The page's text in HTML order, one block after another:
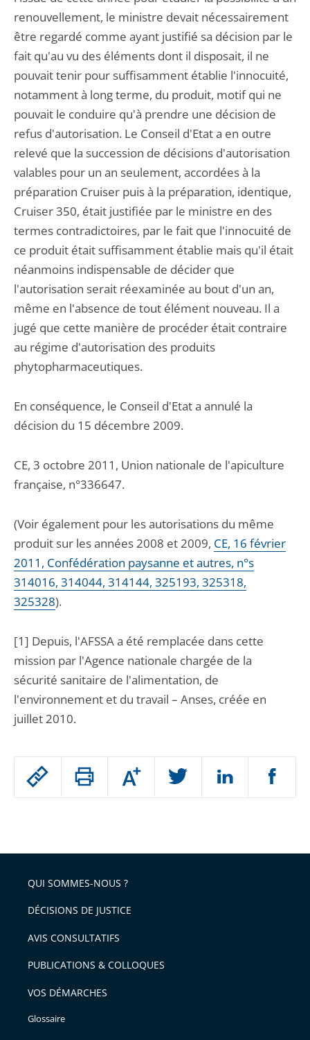
Passer
arriver
après
Augmenter
ou
l'article
pour
avant
renouvellement, le ministre devait nécessairement
être regardé comme ayant justifié sa décision par le
fait qu'au vu des éléments dont il disposait, il ne
pouvait tenir pour suffisamment établie l'innocuité,
notamment à long terme, du produit, motif qui ne
pouvait le conduire qu'à prendre une décision de
refus d'autorisation. Le Conseil d'Etat a en outre
relevé que la succession de décisions d'autorisation
valables pour un an seulement, accordées à la
préparation Cruiser puis à la préparation, identique,
Cruiser 350, était justifiée par le ministre en des
termes contradictoires, par le fait que l'innocuité de
ce produit était suffisamment établie mais qu'il était
néanmoins indispensable de décider que
l'autorisation serait réexaminée au bout d'un an,
même en l'absence de tout élément nouveau. Il a
jugé que cette manière de procéder était contraire
au régime d'autorisation des produits
phytopharmaceutiques.
En conséquence, le Conseil d'Etat a annulé la
décision du 15 décembre 2009.
CE, 3 octobre 2011, Union nationale de l'apiculture
française, n°336647.
(Voir également pour les autorisations du même
produit sur les années 2008 et 2009, CE, 16 février
2011, Confédération paysanne et autres, n°s
314016, 314044, 314144, 325193, 325318,
325328).
[1] Depuis, l'AFSSA a été remplacée dans cette
mission par l'Agence nationale chargée de la
sécurité sanitaire de l'alimentation, de
l'environnement et du travail – Anses, créée en
juillet 2010.
QUI SOMMES-NOUS ?
DÉCISIONS DE JUSTICE
AVIS CONSULTATIFS
PUBLICATIONS & COLLOQUES
VOS DÉMARCHES
Glossaire